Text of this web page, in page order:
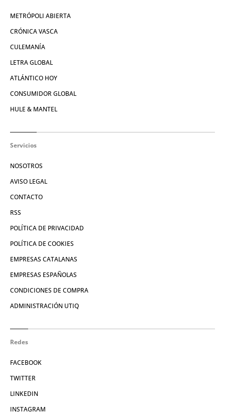
METRÓPOLI ABIERTA
CRÓNICA VASCA
CULEMANÍA
LETRA GLOBAL
ATLÁNTICO HOY
CONSUMIDOR GLOBAL
HULE & MANTEL
Servicios
NOSOTROS
AVISO LEGAL
CONTACTO
RSS
POLÍTICA DE PRIVACIDAD
POLÍTICA DE COOKIES
EMPRESAS CATALANAS
EMPRESAS ESPAÑOLAS
CONDICIONES DE COMPRA
ADMINISTRACIÓN UTIQ
Redes
FACEBOOK
TWITTER
LINKEDIN
INSTAGRAM